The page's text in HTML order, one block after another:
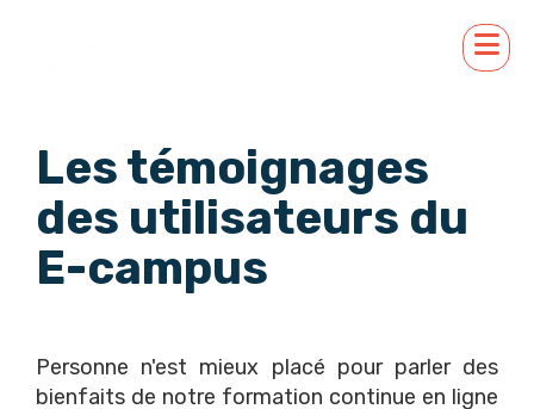
Les témoignages
des utilisateurs du
E-campus
Personne n'est mieux placé pour parler des
bienfaits de notre formation continue en ligne